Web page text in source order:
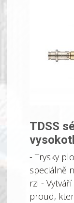
TDSS
- Trysky
speciálně
rzi -
proud,